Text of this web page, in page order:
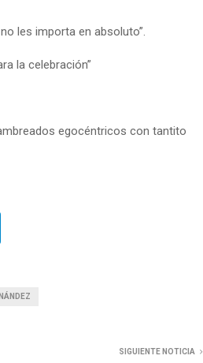
les importa en absoluto”.
la celebración”
egocéntricos con tantito
SIGUIENTE NOTICIA